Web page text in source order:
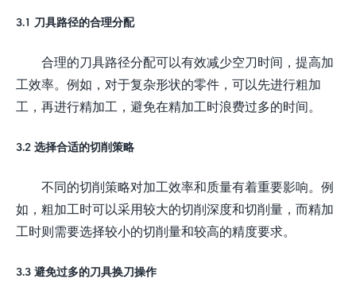
3.1 刀具路径的合理分配
合理的刀具路径分配可以有效减少空刀时间，提高加
工效率。例如，对于复杂形状的零件，可以先进行粗加
工，再进行精加工，避免在精加工时浪费过多的时间。
3.2 选择合适的切削策略
不同的切削策略对加工效率和质量有着重要影响。例
如，粗加工时可以采用较大的切削深度和切削量，而精加
工时则需要选择较小的切削量和较高的精度要求。
3.3 避免过多的刀具换刀操作